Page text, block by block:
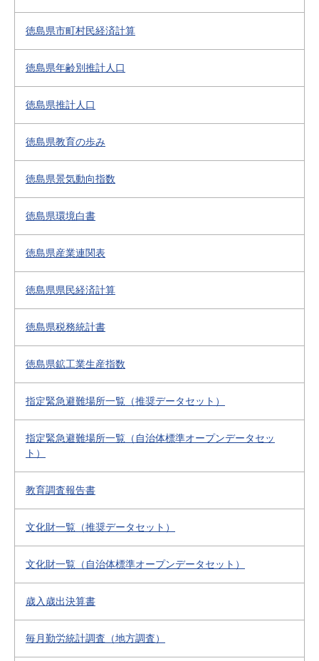
徳島県市町村民経済計算
徳島県年齢別推計人口
徳島県推計人口
徳島県教育の歩み
徳島県景気動向指数
徳島県環境白書
徳島県産業連関表
徳島県県民経済計算
徳島県税務統計書
徳島県鉱工業生産指数
指定緊急避難場所一覧（推奨データセット）
指定緊急避難場所一覧（自治体標準オープンデータセッ
ト）
教育調査報告書
文化財一覧（推奨データセット）
文化財一覧（自治体標準オープンデータセット）
歳入歳出決算書
毎月勤労統計調査（地方調査）